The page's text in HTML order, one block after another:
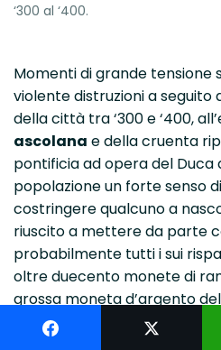
‘300 al ‘400.
Momenti di grande tensione
violente distruzioni a
della città tra ‘300 e ‘400,
ascolana e della cruenta
pontificia ad opera del Duca
popolazione un forte senso
costringere qualcuno a
riuscito a mettere da parte
probabilmente tutti i sui
oltre duecento monete di
grossa moneta d’argento
(agontano). Ma
il tesoretto